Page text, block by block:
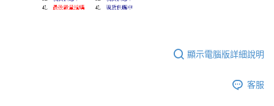
顯示電腦版詳細說明
客服